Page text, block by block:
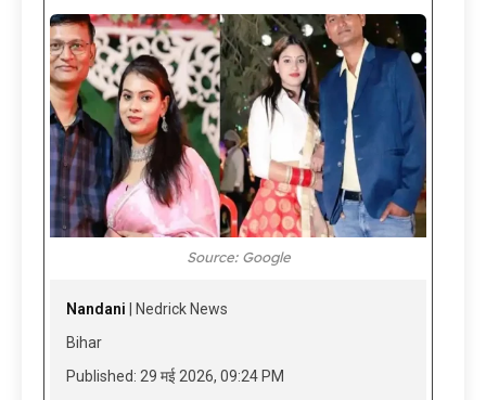
Source: Google
Nandani | Nedrick News
Bihar
Published: 29 मई 2026, 09:24 PM